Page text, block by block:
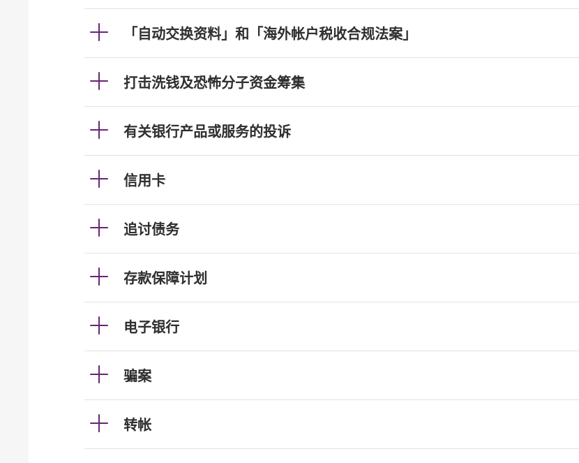
「自动交换资料」和「海外帐户税收合规法案」
打击洗钱及恐怖分子资金筹集
有关银行产品或服务的投诉
信用卡
追讨债务
存款保障计划
电子银行
骗案
转帐